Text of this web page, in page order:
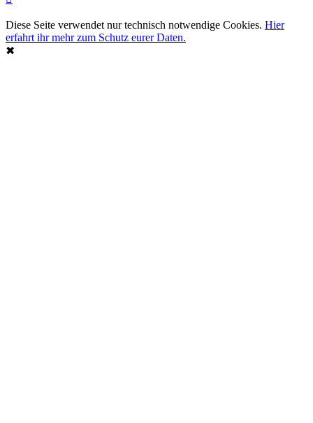
Diese Seite verwendet nur technisch notwendige Cookies. Hier
erfahrt ihr mehr zum Schutz eurer Daten.
✖